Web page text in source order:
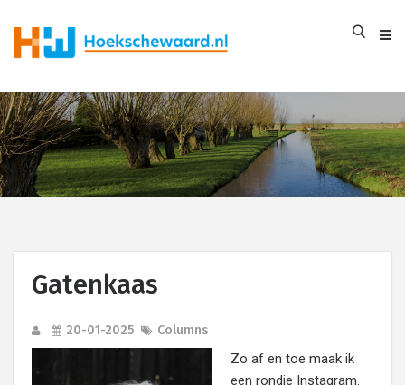
Gatenkaas
20-01-2025 Columns
Zo af en toe maak ik
een rondje Instagram.